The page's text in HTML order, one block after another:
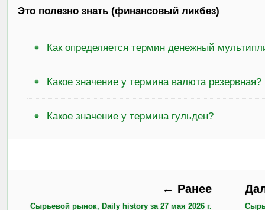
Это полезно знать (финансовый ликбез)
Как определяется термин денежный
Какое значение у термина валюта резервная?
Какое значение у термина гульден?
← Ранее
Сырьевой рынок, Daily history за 27 мая 2026 г.